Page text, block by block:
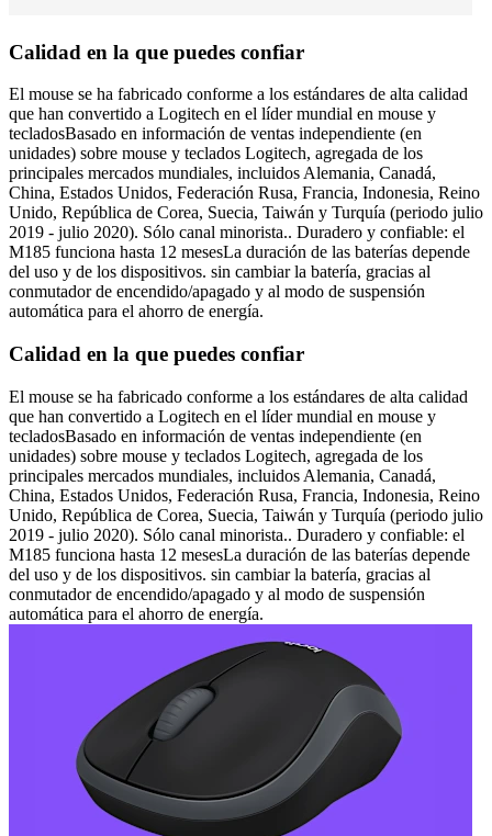
Calidad en la que puedes confiar
El mouse se ha fabricado conforme a los estándares de alta calidad
que han convertido a Logitech en el líder mundial en mouse y
tecladosBasado en información de ventas independiente (en
unidades) sobre mouse y teclados Logitech, agregada de los
principales mercados mundiales, incluidos Alemania, Canadá,
China, Estados Unidos, Federación Rusa, Francia, Indonesia, Reino
Unido, República de Corea, Suecia, Taiwán y Turquía (periodo julio
2019 - julio 2020). Sólo canal minorista.. Duradero y confiable: el
M185 funciona hasta 12 mesesLa duración de las baterías depende
del uso y de los dispositivos. sin cambiar la batería, gracias al
conmutador de encendido/apagado y al modo de suspensión
automática para el ahorro de energía.
Calidad en la que puedes confiar
El mouse se ha fabricado conforme a los estándares de alta calidad
que han convertido a Logitech en el líder mundial en mouse y
tecladosBasado en información de ventas independiente (en
unidades) sobre mouse y teclados Logitech, agregada de los
principales mercados mundiales, incluidos Alemania, Canadá,
China, Estados Unidos, Federación Rusa, Francia, Indonesia, Reino
Unido, República de Corea, Suecia, Taiwán y Turquía (periodo julio
2019 - julio 2020). Sólo canal minorista.. Duradero y confiable: el
M185 funciona hasta 12 mesesLa duración de las baterías depende
del uso y de los dispositivos. sin cambiar la batería, gracias al
conmutador de encendido/apagado y al modo de suspensión
automática para el ahorro de energía.